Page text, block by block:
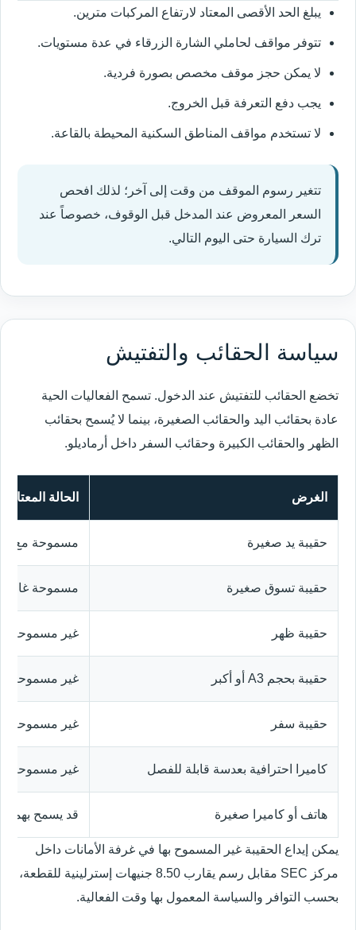
يبلغ الحد الأقصى المعتاد لارتفاع المركبات مترين.
تتوفر مواقف لحاملي الشارة الزرقاء في عدة مستويات.
لا يمكن حجز موقف مخصص بصورة فردية.
يجب دفع التعرفة قبل الخروج.
لا تستخدم مواقف المناطق السكنية المحيطة بالقاعة.
تتغير رسوم الموقف من وقت إلى آخر؛ لذلك افحص
السعر المعروض عند المدخل قبل الوقوف، خصوصاً عند
ترك السيارة حتى اليوم التالي.
سياسة الحقائب والتفتيش
تخضع الحقائب للتفتيش عند الدخول. تسمح الفعاليات الحية
عادة بحقائب اليد والحقائب الصغيرة، بينما لا يُسمح بحقائب
الظهر والحقائب الكبيرة وحقائب السفر داخل أرماديلو.
الغرض الحالة المعتادة
حقيبة يد صغيرة مسموحة مع
حقيبة تسوق صغيرة مسموحة غالباً
حقيبة ظهر غير مسموحة
حقيبة بحجم A3 أو أكبر غير مسموحة
حقيبة سفر غير مسموحة
كاميرا احترافية بعدسة قابلة للفصل غير مسموحة
هاتف أو كاميرا صغيرة قد يسمح بهما
يمكن إيداع الحقيبة غير المسموح بها في غرفة الأمانات داخل
مركز SEC مقابل رسم يقارب 8.50 جنيهات إسترلينية للقطعة،
بحسب التوافر والسياسة المعمول بها وقت الفعالية.